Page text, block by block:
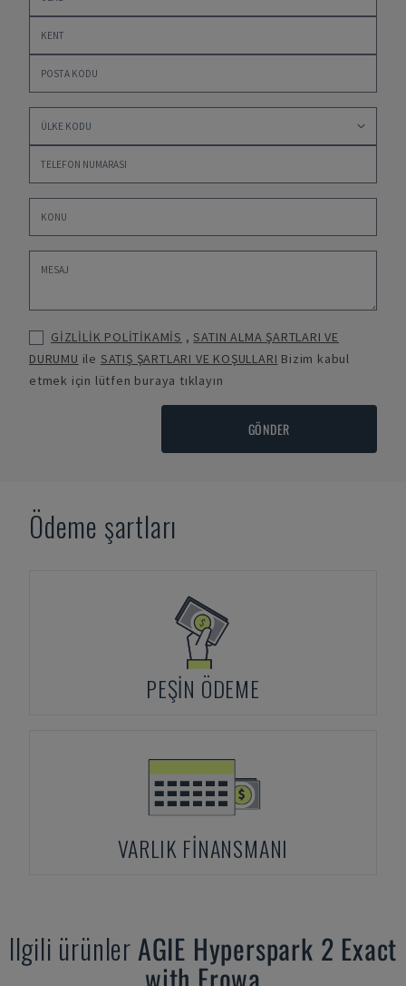
GİZLİLİK POLİTİKAMİS ,SATIN ALMA ŞARTLARI VE
DURUMU ile SATIŞ ŞARTLARI VE KOŞULLARI Bizim kabul
etmek için lütfen buraya tıklayın
GÖNDER
Ödeme şartları
PEŞIN ÖDEME
VARLIK FINANSMANI
Ilgili ürünlerAGIE Hyperspark 2 Exact